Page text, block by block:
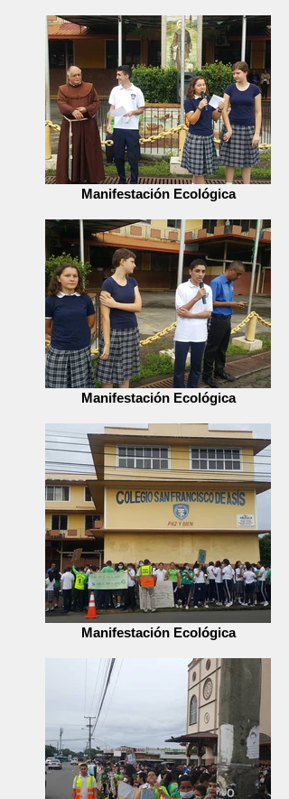
Manifestación Ecológica
Manifestación Ecológica
Manifestación Ecológica